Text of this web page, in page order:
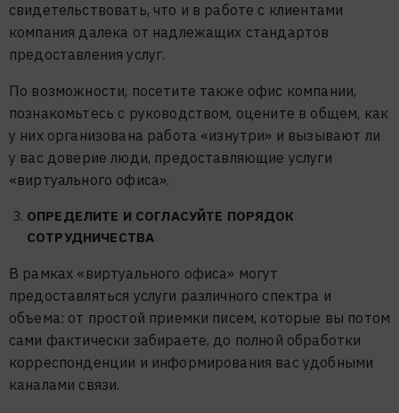
свидетельствовать, что и в работе с клиентами
компания далека от надлежащих стандартов
предоставления услуг.
По возможности, посетите также офис компании,
познакомьтесь с руководством, оцените в общем, как
у них организована работа «изнутри» и вызывают ли
у вас доверие люди, предоставляющие услуги
«виртуального офиса».
ОПРЕДЕЛИТЕ И СОГЛАСУЙТЕ ПОРЯДОК
СОТРУДНИЧЕСТВА
В рамках «виртуального офиса» могут
предоставляться услуги различного спектра и
объема: от простой приемки писем, которые вы потом
сами фактически забираете, до полной обработки
корреспонденции и информирования вас удобными
каналами связи.